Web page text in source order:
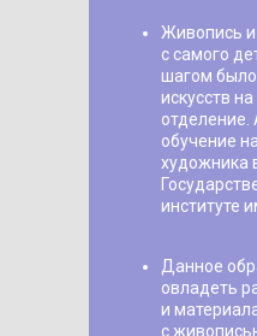
Живопись и
с самого
шагом
искусств
отделение.
обучение
художника
институте
Данное
овладеть
и
с